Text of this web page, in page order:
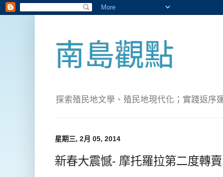
南島觀點
探索殖民地文學、殖民地現代化；實踐返序
星期三, 2月 05, 2014
新春大震憾- 摩托羅拉第二度轉